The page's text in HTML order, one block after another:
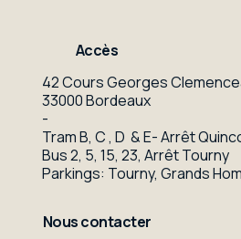
Accès
42 Cours Georges
33000 Bordeaux
-
Tram B, C , D & E- Arrêt
Bus 2, 5, 15, 23, Arrêt Tourny
Parkings: Tourny, Grands
Nous contacter